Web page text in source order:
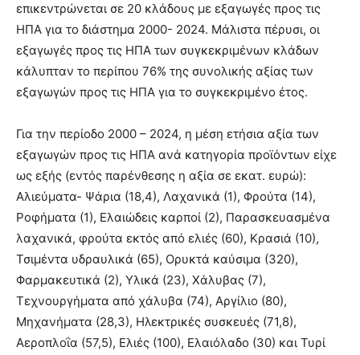
επικεντρώνεται σε 20 κλάδους με εξαγωγές προς τις
ΗΠΑ για το διάστημα 2000- 2024. Μάλιστα πέρυσι, οι
εξαγωγές προς τις ΗΠΑ των συγκεκριμένων κλάδων
κάλυπταν το περίπου 76% της συνολικής αξίας των
εξαγωγών προς τις ΗΠΑ για το συγκεκριμένο έτος.
Για την περίοδο 2000 – 2024, η μέση ετήσια αξία των
εξαγωγών προς τις ΗΠΑ ανά κατηγορία προϊόντων είχε
ως εξής (εντός παρένθεσης η αξία σε εκατ. ευρώ):
Αλιεύματα- Ψάρια (18,4), Λαχανικά (1), Φρούτα (14),
Ροφήματα (1), Ελαιώδεις καρποί (2), Παρασκευασμένα
λαχανικά, φρούτα εκτός από ελιές (60), Κρασιά (10),
Τσιμέντα υδραυλικά (65), Ορυκτά καύσιμα (320),
Φαρμακευτικά (2), Υλικά (23), Χάλυβας (7),
Τεχνουργήματα από χάλυβα (74), Αργίλιο (80),
Μηχανήματα (28,3), Ηλεκτρικές συσκευές (71,8),
Αεροπλοΐα (57,5), Ελιές (100), Ελαιόλαδο (30) και Τυρί